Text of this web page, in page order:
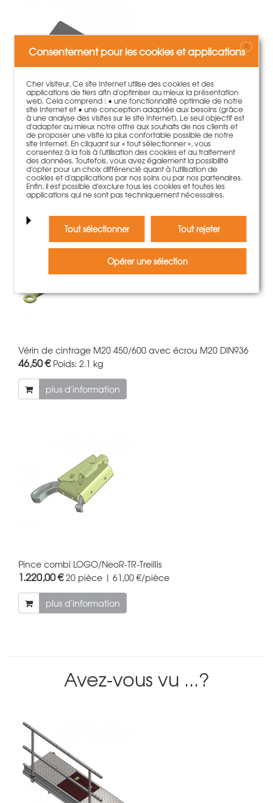
Couvercle sur poutre trap. TTR-TTS
2,30 €Poids: 0.18 kg
plus d'information
Vérin de cintrage M20 450/600 avec écrou M20 DIN936
46,50 € Poids: 2.1 kg
plus d'information
Pince combi LOGO/NeoR-TR-Treillis
1.220,00 €20 pièce | 61,00 €/pièce
plus d'information
Avez-vous vu ...?
Consentement pour les cookies et applicationsX
Cher visiteur, Ce site Internet utilise des cookies et des
applications de tiers afin d'optimiser au mieux la présentation
web. Cela comprend : • une fonctionnalité optimale de notre
site Internet et • une conception adaptée aux besoins (grâce
à une analyse des visites sur le site Internet). Le seul objectif est
d'adapter au mieux notre offre aux souhaits de nos clients et
de proposer une visite la plus confortable possible de notre
site Internet. En cliquant sur « tout sélectionner », vous
consentez à la fois à l'utilisation des cookies et au traitement
des données. Toutefois, vous avez également la possibilité
d'opter pour un choix différencié quant à l'utilisation de
cookies et d'applications par nos soins ou par nos partenaires.
Enfin, il est possible d'exclure tous les cookies et toutes les
applications qui ne sont pas techniquement nécessaires.
Tout sélectionner Tout rejeter
Opérer une sélection